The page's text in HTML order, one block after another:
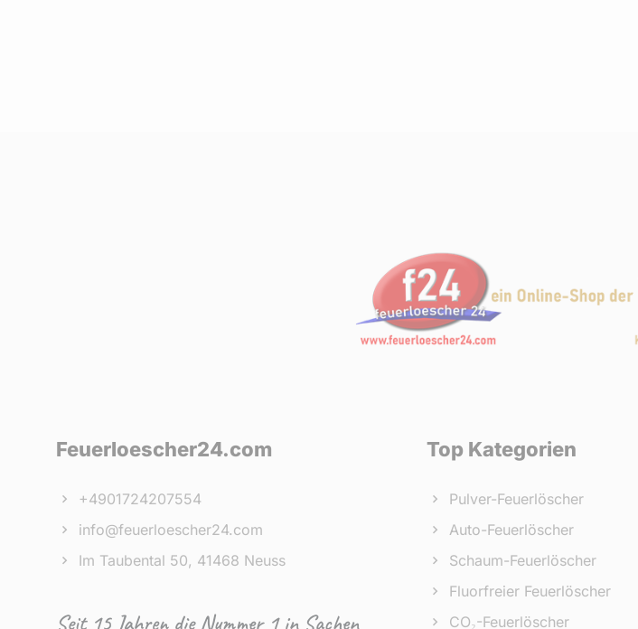
Feuerloescher24.com
+4901724207554
info@feuerloescher24.com
Im Taubental 50, 41468 Neuss
Seit 15 Jahren die Nummer 1 in Sachen
Top Kategorien
Pulver-Feuerlöscher
Auto-Feuerlöscher
Schaum-Feuerlöscher
Fluorfreier Feuerlöscher
CO₂-Feuerlöscher